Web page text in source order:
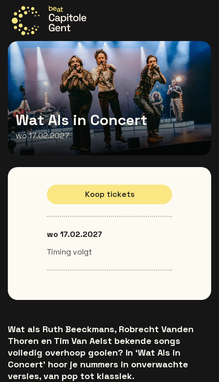
Ga naar de homepage
Wat Als in Concert
wo 17.02.2027
Wat als Ruth Beeckmans, Robrecht Vanden
Thoren en Tim Van Aelst bekende songs
volledig overhoop gooien? In ‘Wat Als in
Concert’ hoor je nummers in onverwachte
versies, van pop tot klassiek.
Koop tickets
wo 17.02.2027
Timing volgt